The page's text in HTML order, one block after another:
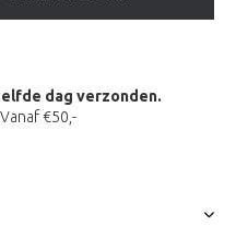
dag verzonden.
Vanaf €50,-